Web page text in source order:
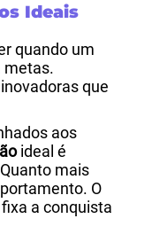
Ideais
quando um
metas.
que
aos
ideal é
Quanto mais
O
a conquista